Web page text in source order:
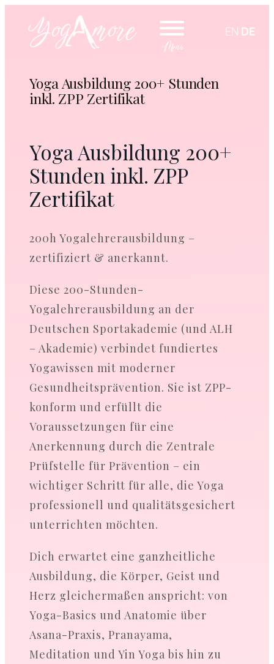
EN DE
Yoga Ausbildung 200+ Stunden
inkl. ZPP Zertifikat
Yoga Ausbildung 200+
Stunden inkl. ZPP
Zertifikat
200h Yogalehrerausbildung –
zertifiziert & anerkannt.
Diese 200-Stunden-
Yogalehrerausbildung an der
Deutschen Sportakademie (und ALH
– Akademie) verbindet fundiertes
Yogawissen mit moderner
Gesundheitsprävention. Sie ist ZPP-
konform und erfüllt die
Voraussetzungen für eine
Anerkennung durch die Zentrale
Prüfstelle für Prävention – ein
wichtiger Schritt für alle, die Yoga
professionell und qualitätsgesichert
unterrichten möchten.
Dich erwartet eine ganzheitliche
Ausbildung, die Körper, Geist und
Herz gleichermaßen anspricht: von
Yoga-Basics und Anatomie über
Asana-Praxis, Pranayama,
Meditation und Yin Yoga bis hin zu